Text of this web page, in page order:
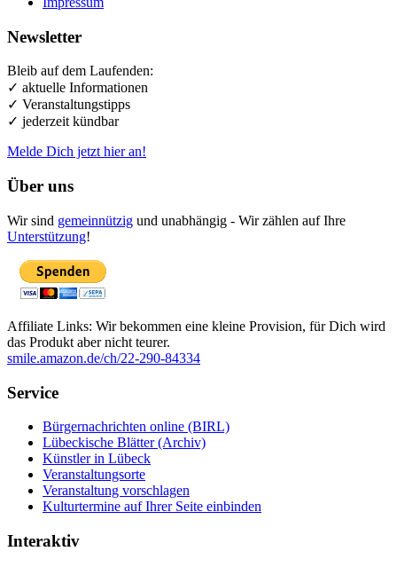
Newsletter
Bleib auf dem Laufenden:
✓ aktuelle Informationen
✓ Veranstaltungstipps
✓ jederzeit kündbar
Melde Dich jetzt hier an!
Über uns
Wir sind gemeinnützig und unabhängig - Wir zählen auf Ihre
Unterstützung!
Affiliate Links: Wir bekommen eine kleine Provision, für Dich wird
das Produkt aber nicht teurer.
smile.amazon.de/ch/22-290-84334
Service
Bürgernachrichten online (BIRL)
Lübeckische Blätter (Archiv)
Künstler in Lübeck
Veranstaltungsorte
Veranstaltung vorschlagen
Kulturtermine auf Ihrer Seite einbinden
Interaktiv